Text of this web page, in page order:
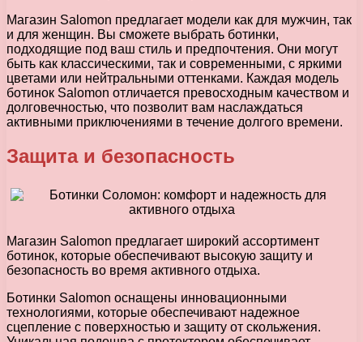
Магазин Salomon предлагает модели как для мужчин, так
и для женщин. Вы сможете выбрать ботинки,
подходящие под ваш стиль и предпочтения. Они могут
быть как классическими, так и современными, с яркими
цветами или нейтральными оттенками. Каждая модель
ботинок Salomon отличается превосходным качеством и
долговечностью, что позволит вам наслаждаться
активными приключениями в течение долгого времени.
Защита и безопасность
Магазин Salomon предлагает широкий ассортимент
ботинок, которые обеспечивают высокую защиту и
безопасность во время активного отдыха.
Ботинки Salomon оснащены инновационными
технологиями, которые обеспечивают надежное
сцепление с поверхностью и защиту от скольжения.